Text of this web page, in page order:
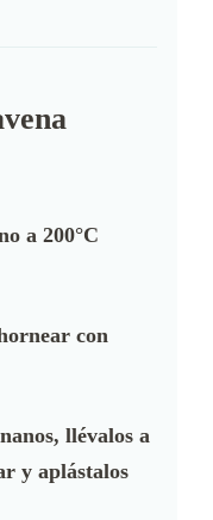
a 200°C
con
llévalos a
y aplástalos